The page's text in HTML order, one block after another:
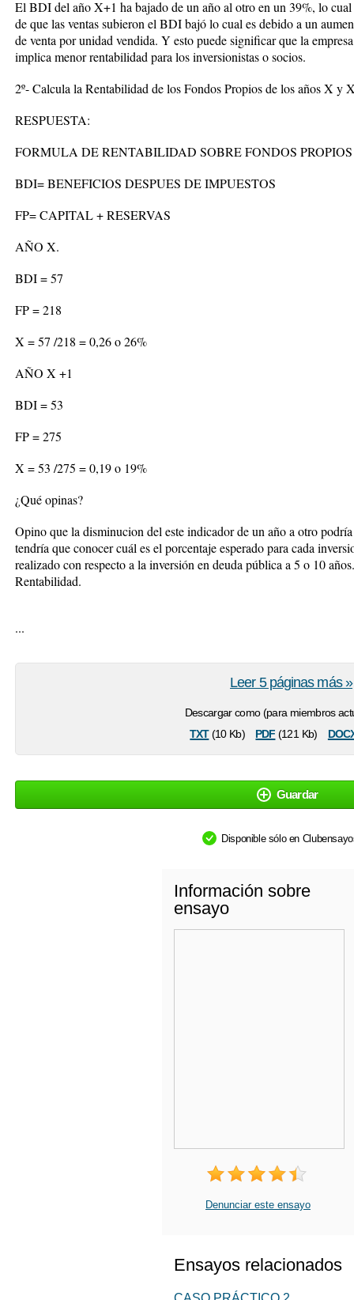
El BDI del año X+1 ha bajado de un año al otro en un 39%, lo
de que las ventas subieron el BDI bajó lo cual es debido a un
de venta por unidad vendida. Y esto puede significar que la
implica menor rentabilidad para los inversionistas o socios.
2º- Calcula la Rentabilidad de los Fondos Propios de los años X y
RESPUESTA:
FORMULA DE RENTABILIDAD SOBRE FONDOS PROPIOS
BDI= BENEFICIOS DESPUES DE IMPUESTOS
FP= CAPITAL + RESERVAS
AÑO X.
BDI = 57
FP = 218
X = 57 /218 = 0,26 o 26%
AÑO X +1
BDI = 53
FP = 275
X = 53 /275 = 0,19 o 19%
¿Qué opinas?
Opino que la disminucion del este indicador de un año a otro
tendría que conocer cuál es el porcentaje esperado para cada
realizado con respecto a la inversión en deuda pública a 5 o 10
Rentabilidad.
...
Descargar como (para miembros
txt(10 Kb) pdf (121 Kb)
Leer 5 páginas más »
Guardar
Disponible sólo en
Información sobre
ensayo
Denunciar este ensayo
Ensayos relacionados